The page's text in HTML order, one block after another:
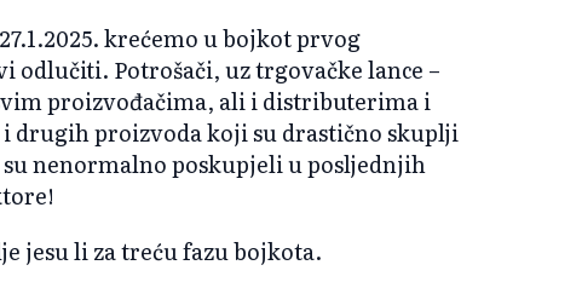
krećemo u bojkot prvog
odlučiti. Potrošači, uz trgovačke lance –
proizvođačima, ali i distributerima i
drugih proizvoda koji su drastično skuplji
nenormalno poskupjeli u posljednjih
jesu li za treću fazu bojkota.